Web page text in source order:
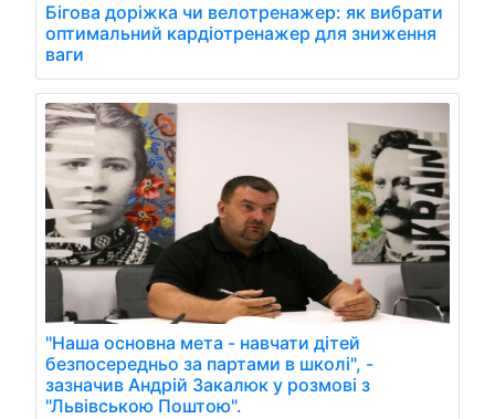
Бігова доріжка чи велотренажер: як вибрати
оптимальний кардіотренажер для зниження
ваги
"Наша основна мета - навчати дітей
безпосередньо за партами в школі", -
зазначив Андрій Закалюк у розмові з
"Львівською Поштою".